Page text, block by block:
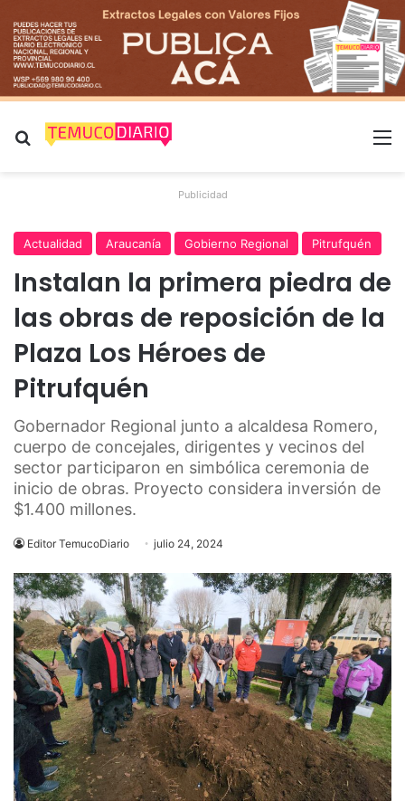
Buscar por
Publicidad
Actualidad Araucanía Gobierno Regional Pitrufquén
Instalan la primera piedra de
las obras de reposición de la
Plaza Los Héroes de
Pitrufquén
Gobernador Regional junto a alcaldesa Romero,
cuerpo de concejales, dirigentes y vecinos del
sector participaron en simbólica ceremonia de
inicio de obras. Proyecto considera inversión de
$1.400 millones.
Editor TemucoDiario julio 24, 2024